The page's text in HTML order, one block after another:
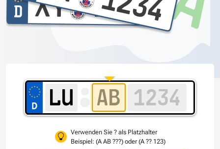
Verwenden Sie ? als Platzhalter
Beispiel: (A AB ???) oder (A ?? 123)